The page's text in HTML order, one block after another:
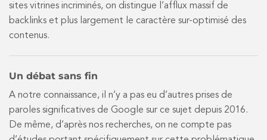
sites vitrines incriminés, on distingue l’afflux massif de
backlinks et plus largement le caractère sur-optimisé des
contenus.
Un débat sans fin
A notre connaissance, il n’y a pas eu d’autres prises de
paroles significatives de Google sur ce sujet depuis 2016.
De même, d’après nos recherches, on ne compte pas